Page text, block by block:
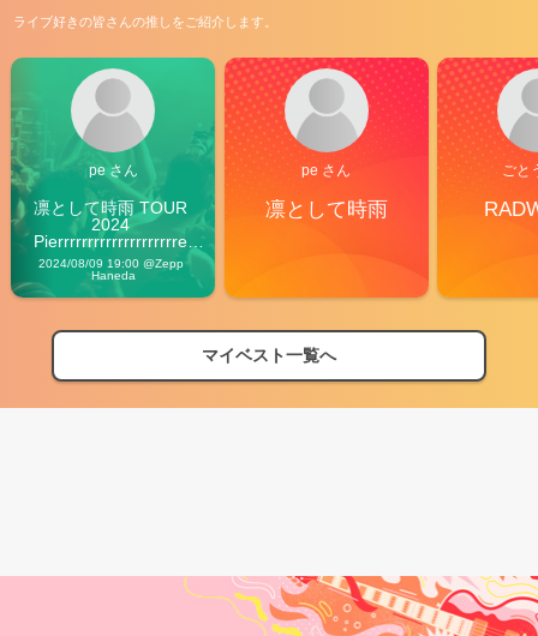
ライブ好きの皆さんの推しをご紹介します。
pe さん
凛として時雨 TOUR
2024
Pierrrrrrrrrrrrrrrrrrrre
Vibes
2024/08/09 19:00 @Zepp
Haneda
pe さん
凛として時雨
ごと
マイベスト一覧へ